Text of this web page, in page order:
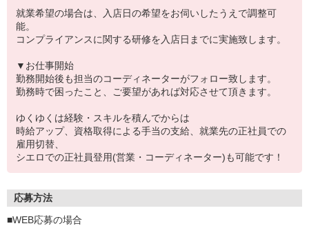
就業希望の場合は、入店日の希望をお伺いしたうえで調整可
能。
コンプライアンスに関する研修を入店日までに実施致します。
▼お仕事開始
勤務開始後も担当のコーディネーターがフォロー致します。
勤務時で困ったこと、ご要望があれば対応させて頂きます。
ゆくゆくは経験・スキルを積んでからは
時給アップ、資格取得による手当の支給、就業先の正社員での
雇用切替、
シエロでの正社員登用(営業・コーディネーター)も可能です！
応募方法
■WEB応募の場合